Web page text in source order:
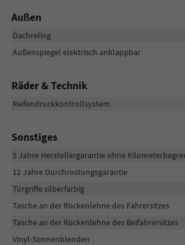
Außen
Dachreling
Außenspiegel elektrisch anklappbar
Räder & Technik
Reifendruckkontrollsystem
Sonstiges
5 Jahre Herstellergarantie ohne
12 Jahre Durchrostungsgarantie
Türgriffe silberfarbig
Tasche an der Rückenlehne des Fahrersitzes
Tasche an der Rückenlehne des Beifahrersitzes
Vinyl-Sonnenblenden